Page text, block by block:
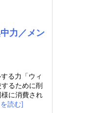
力／メン
る力「ウィ
るために削
に消費され
読む]